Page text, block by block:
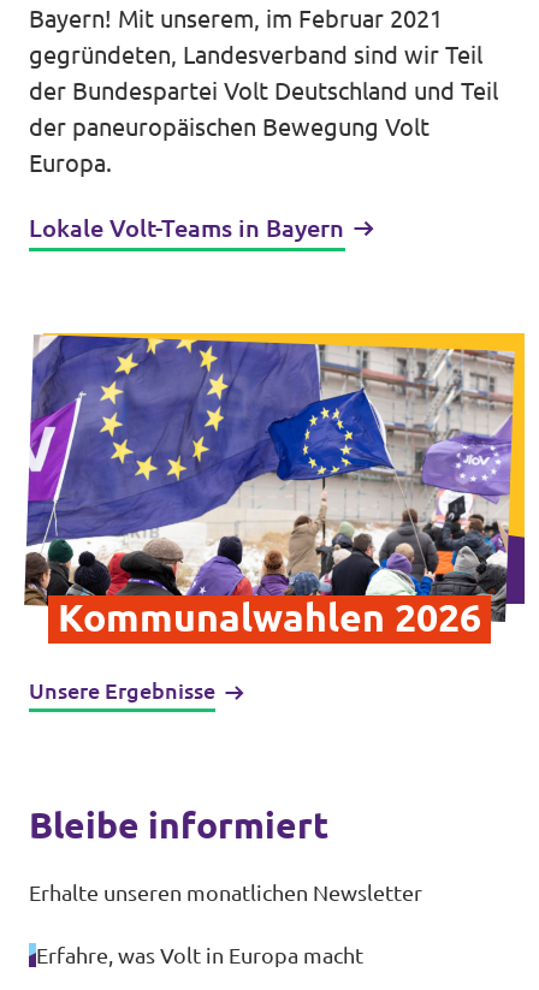
Unsere Events
Mache bei uns mit!
Deine Spende für Volt!
In Bayern vor Ort
Transparenz
Datenschutz
Impressum
Bayern! Mit unserem, im Februar 2021
gegründeten, Landesverband sind wir Teil
der Bundespartei Volt Deutschland und Teil
der paneuropäischen Bewegung Volt
Europa.
Lokale Volt-Teams in Bayern
Kommunalwahlen 2026
Unsere Ergebnisse
Bleibe informiert
Erhalte unseren monatlichen Newsletter
Erfahre, was Volt in Europa macht